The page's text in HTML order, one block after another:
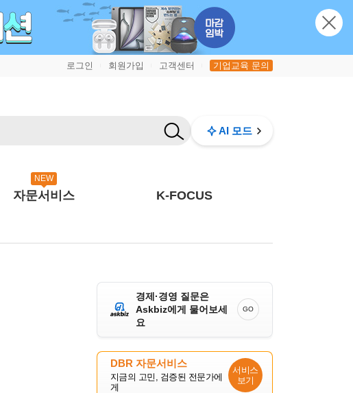
로그인 회원가입 고객센터 기업교육 문의
AI 모드
NEW
자문서비스 K-FOCUS
경제·경영 질문은
Askbiz에게 물어보세
요
GO
DBR 자문서비스
지금의 고민, 검증된 전문가에
게
서비스
보기